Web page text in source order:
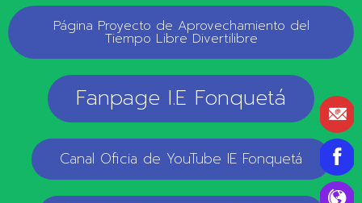
Página Proyecto de Aprovechamiento del
Tiempo Libre Divertilibre
Fanpage I.E Fonquetá
Canal Oficia de YouTube IE Fonquetá